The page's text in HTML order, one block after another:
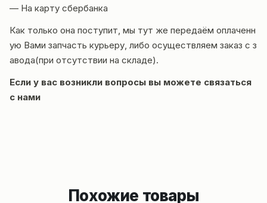
— На карту сбербанка
Как только она поступит, мы тут же передаём оплаченн
ую Вами запчасть курьеру, либо осуществляем заказ с з
авода(при отсутствии на складе).
Если у вас возникли вопросы вы можете связаться
с нами
Похожие товары